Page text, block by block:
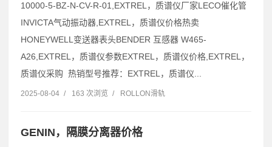
10000-5-BZ-N-CV-R-01,EXTREL，质谱仪厂家LECO催化管
INVICTA气动振动器,EXTREL，质谱仪价格热卖
HONEYWELL变送器表头BENDER 互感器 W465-
A26,EXTREL，质谱仪参数EXTREL，质谱仪价格,EXTREL，
质谱仪采购 热销型号推荐：EXTREL，质谱仪...
2025-08-04 / 163 次浏览 / ROLLON滑轨
GENIN，隔膜分离器价格